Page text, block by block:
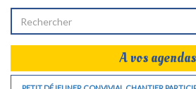
A vos agendas